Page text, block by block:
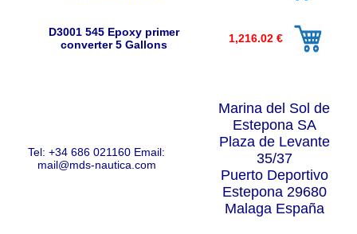
D3001 545 Epoxy primer
converter 5 Gallons
1,216.02 €
Tel: +34 686 021160 Email:
mail@mds-nautica.com
Marina del Sol de
Estepona SA
Plaza de Levante
35/37
Puerto Deportivo
Estepona 29680
Malaga España